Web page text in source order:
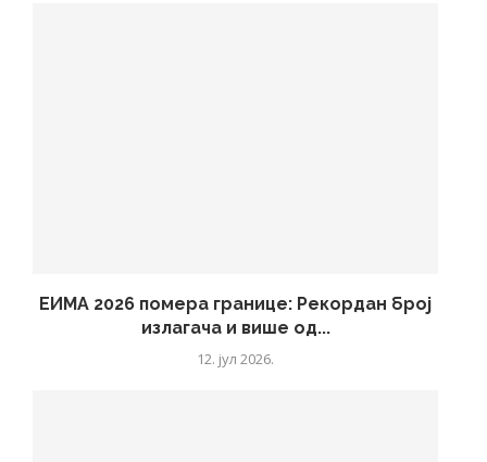
ЕИМА 2026 помера границе: Рекордан број
излагача и више од...
12. јул 2026.